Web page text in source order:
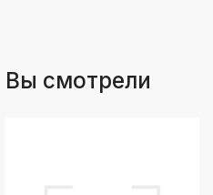
Вы смотрели